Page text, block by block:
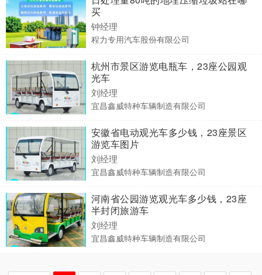
买
钟经理
程力专用汽车股份有限公司
杭州市景区游览电瓶车，23座公园观
光车
刘经理
宜昌鑫威特种车辆制造有限公司
安徽省电动观光车多少钱，23座景区
游览车图片
刘经理
宜昌鑫威特种车辆制造有限公司
河南省公园游览观光车多少钱，23座
半封闭旅游车
刘经理
宜昌鑫威特种车辆制造有限公司